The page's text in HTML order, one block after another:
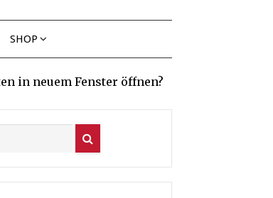
SHOP
in neuem Fenster öffnen?